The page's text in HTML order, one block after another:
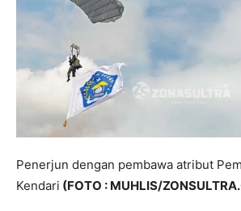
Penerjun dengan pembawa atribut
Kendari (FOTO : MUHLIS/